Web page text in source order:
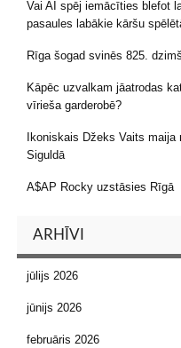
Vai AI spēj iemācīties blefot
pasaules labākie kāršu
Rīga šogad svinēs 825.
Kāpēc uzvalkam jāatrodas
vīrieša garderobē?
Ikoniskais Džeks Vaits maija
Siguldā
A$AP Rocky uzstāsies Rīgā
ARHĪVI
jūlijs 2026
jūnijs 2026
februāris 2026